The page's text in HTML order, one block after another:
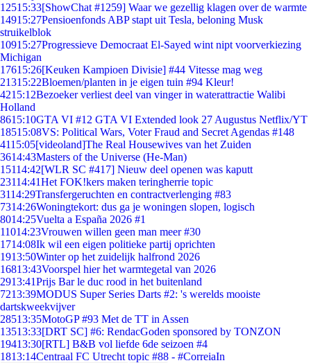
12515:33[ShowChat #1259] Waar we gezellig klagen over de warmte
14915:27Pensioenfonds ABP stapt uit Tesla, beloning Musk
struikelblok
10915:27Progressieve Democraat El-Sayed wint nipt voorverkiezing
Michigan
17615:26[Keuken Kampioen Divisie] #44 Vitesse mag weg
21315:22Bloemen/planten in je eigen tuin #94 Kleur!
4215:12Bezoeker verliest deel van vinger in waterattractie Walibi
Holland
8615:10GTA VI #12 GTA VI Extended look 27 Augustus Netflix/YT
18515:08VS: Political Wars, Voter Fraud and Secret Agendas #148
4115:05[videoland]The Real Housewives van het Zuiden
3614:43Masters of the Universe (He-Man)
15114:42[WLR SC #417] Nieuw deel openen was kaputt
23114:41Het FOK!kers maken teringherrie topic
3114:29Transfergeruchten en contractverlenging #83
7314:26Woningtekort: dus ga je woningen slopen, logisch
8014:25Vuelta a España 2026 #1
11014:23Vrouwen willen geen man meer #30
1714:08Ik wil een eigen politieke partij oprichten
1913:50Winter op het zuidelijk halfrond 2026
16813:43Voorspel hier het warmtegetal van 2026
2913:41Prijs Bar le duc rood in het buitenland
7213:39MODUS Super Series Darts #2: 's werelds mooiste
dartskweekvijver
28513:35MotoGP #93 Met de TT in Assen
13513:33[DRT SC] #6: RendacGoden sponsored by TONZON
19413:30[RTL] B&B vol liefde 6de seizoen #4
1813:14Centraal FC Utrecht topic #88 - #CorreiaIn